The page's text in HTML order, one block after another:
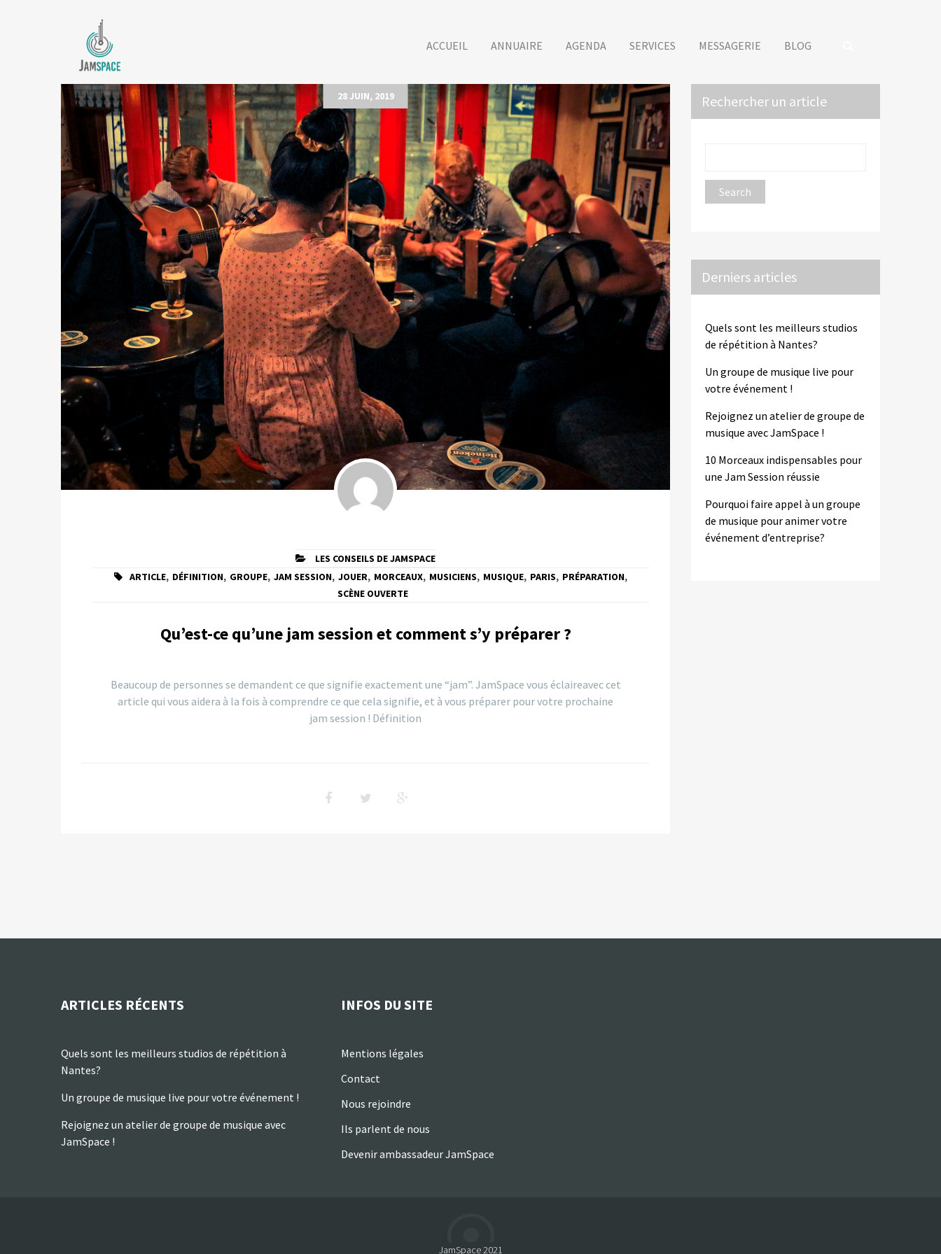
ACCUEIL ANNUAIRE AGENDA SERVICES MESSAGERIE BLOG
28 JUIN, 2019
LES CONSEILS DE JAMSPACE
ARTICLE, DÉFINITION, GROUPE, JAM SESSION, JOUER, MORCEAUX, MUSICIENS, MUSIQUE, PARIS, PRÉPARATION,
SCÈNE OUVERTE
Qu’est-ce qu’une jam session et comment s’y préparer ?
Beaucoup de personnes se demandent ce que signifie exactement une “jam”. JamSpace vous éclaireavec cet
article qui vous aidera à la fois à comprendre ce que cela signifie, et à vous préparer pour votre prochaine
jam session ! Définition
Rechercher un article
Derniers articles
Quels sont les meilleurs studios
de répétition à Nantes?
Un groupe de musique live pour
votre événement !
Rejoignez un atelier de groupe de
musique avec JamSpace !
10 Morceaux indispensables pour
une Jam Session réussie
Pourquoi faire appel à un groupe
de musique pour animer votre
événement d’entreprise?
ARTICLES RÉCENTS
Quels sont les meilleurs studios de répétition à
Nantes?
Un groupe de musique live pour votre événement !
Rejoignez un atelier de groupe de musique avec
JamSpace !
INFOS DU SITE
Mentions légales
Contact
Nous rejoindre
Ils parlent de nous
Devenir ambassadeur JamSpace
JamSpace 2021